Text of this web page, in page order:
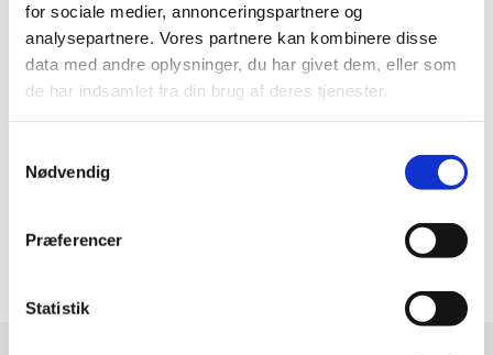
for sociale medier, annonceringspartnere og
analysepartnere. Vores partnere kan kombinere disse
data med andre oplysninger, du har givet dem, eller som
de har indsamlet fra din brug af deres tjenester.
Nødvendig
Præferencer
Statistik
Mazda
Vi har originalt test udstyr til Mazda, tilgang til
original DSR servicebog og opretholder din
fabriksgaranti ved reparation/service af din bil